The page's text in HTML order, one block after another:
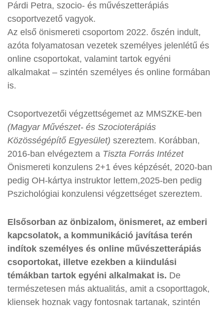
Párdi Petra, szocio- és művészetterápiás
csoportvezető vagyok.
Az első önismereti csoportom 2022. őszén indult,
azóta folyamatosan vezetek személyes jelenlétű és
online csoportokat, valamint tartok egyéni
alkalmakat – szintén személyes és online formában
is.
Csoportvezetői végzettségemet az MMSZKE-ben
(Magyar Művészet- és Szocioterápiás
Közösségépítő Egyesület) szereztem. Korábban,
2016-ban elvégeztem a Tiszta Forrás Intézet
Önismereti konzulens 2+1 éves képzését, 2020-ban
pedig OH-kártya instruktor lettem,2025-ben pedig
Pszichológiai konzulensi végzettséget szereztem.
Elsősorban az önbizalom, önismeret, az emberi
kapcsolatok, a kommunikáció javítása terén
indítok személyes és online művészetterápiás
csoportokat, illetve ezekben a kiindulási
témákban tartok egyéni alkalmakat is. De
természetesen más aktualitás, amit a csoporttagok,
kliensek hoznak vagy fontosnak tartanak, szintén